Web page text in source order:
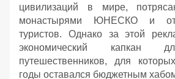
цивилизаций в мире,
монастырями ЮНЕСКО и
туристов. Однако за этой
экономический капкан
путешественников, для
годы оставался бюджетным